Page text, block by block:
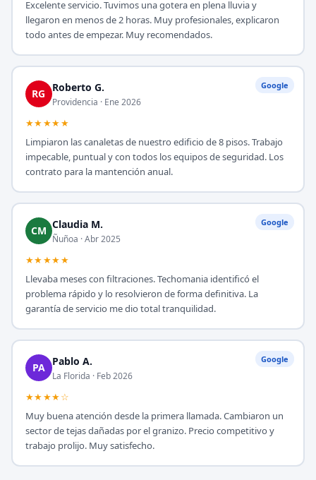
Excelente servicio. Tuvimos una gotera en plena lluvia y
llegaron en menos de 2 horas. Muy profesionales, explicaron
todo antes de empezar. Muy recomendados.
Google
RG Roberto G.
Providencia · Ene 2026
★★★★★
Limpiaron las canaletas de nuestro edificio de 8 pisos. Trabajo
impecable, puntual y con todos los equipos de seguridad. Los
contrato para la mantención anual.
Google
CM Claudia M.
Ñuñoa · Abr 2025
★★★★★
Llevaba meses con filtraciones. Techomania identificó el
problema rápido y lo resolvieron de forma definitiva. La
garantía de servicio me dio total tranquilidad.
Google
PA Pablo A.
La Florida · Feb 2026
★★★★☆
Muy buena atención desde la primera llamada. Cambiaron un
sector de tejas dañadas por el granizo. Precio competitivo y
trabajo prolijo. Muy satisfecho.